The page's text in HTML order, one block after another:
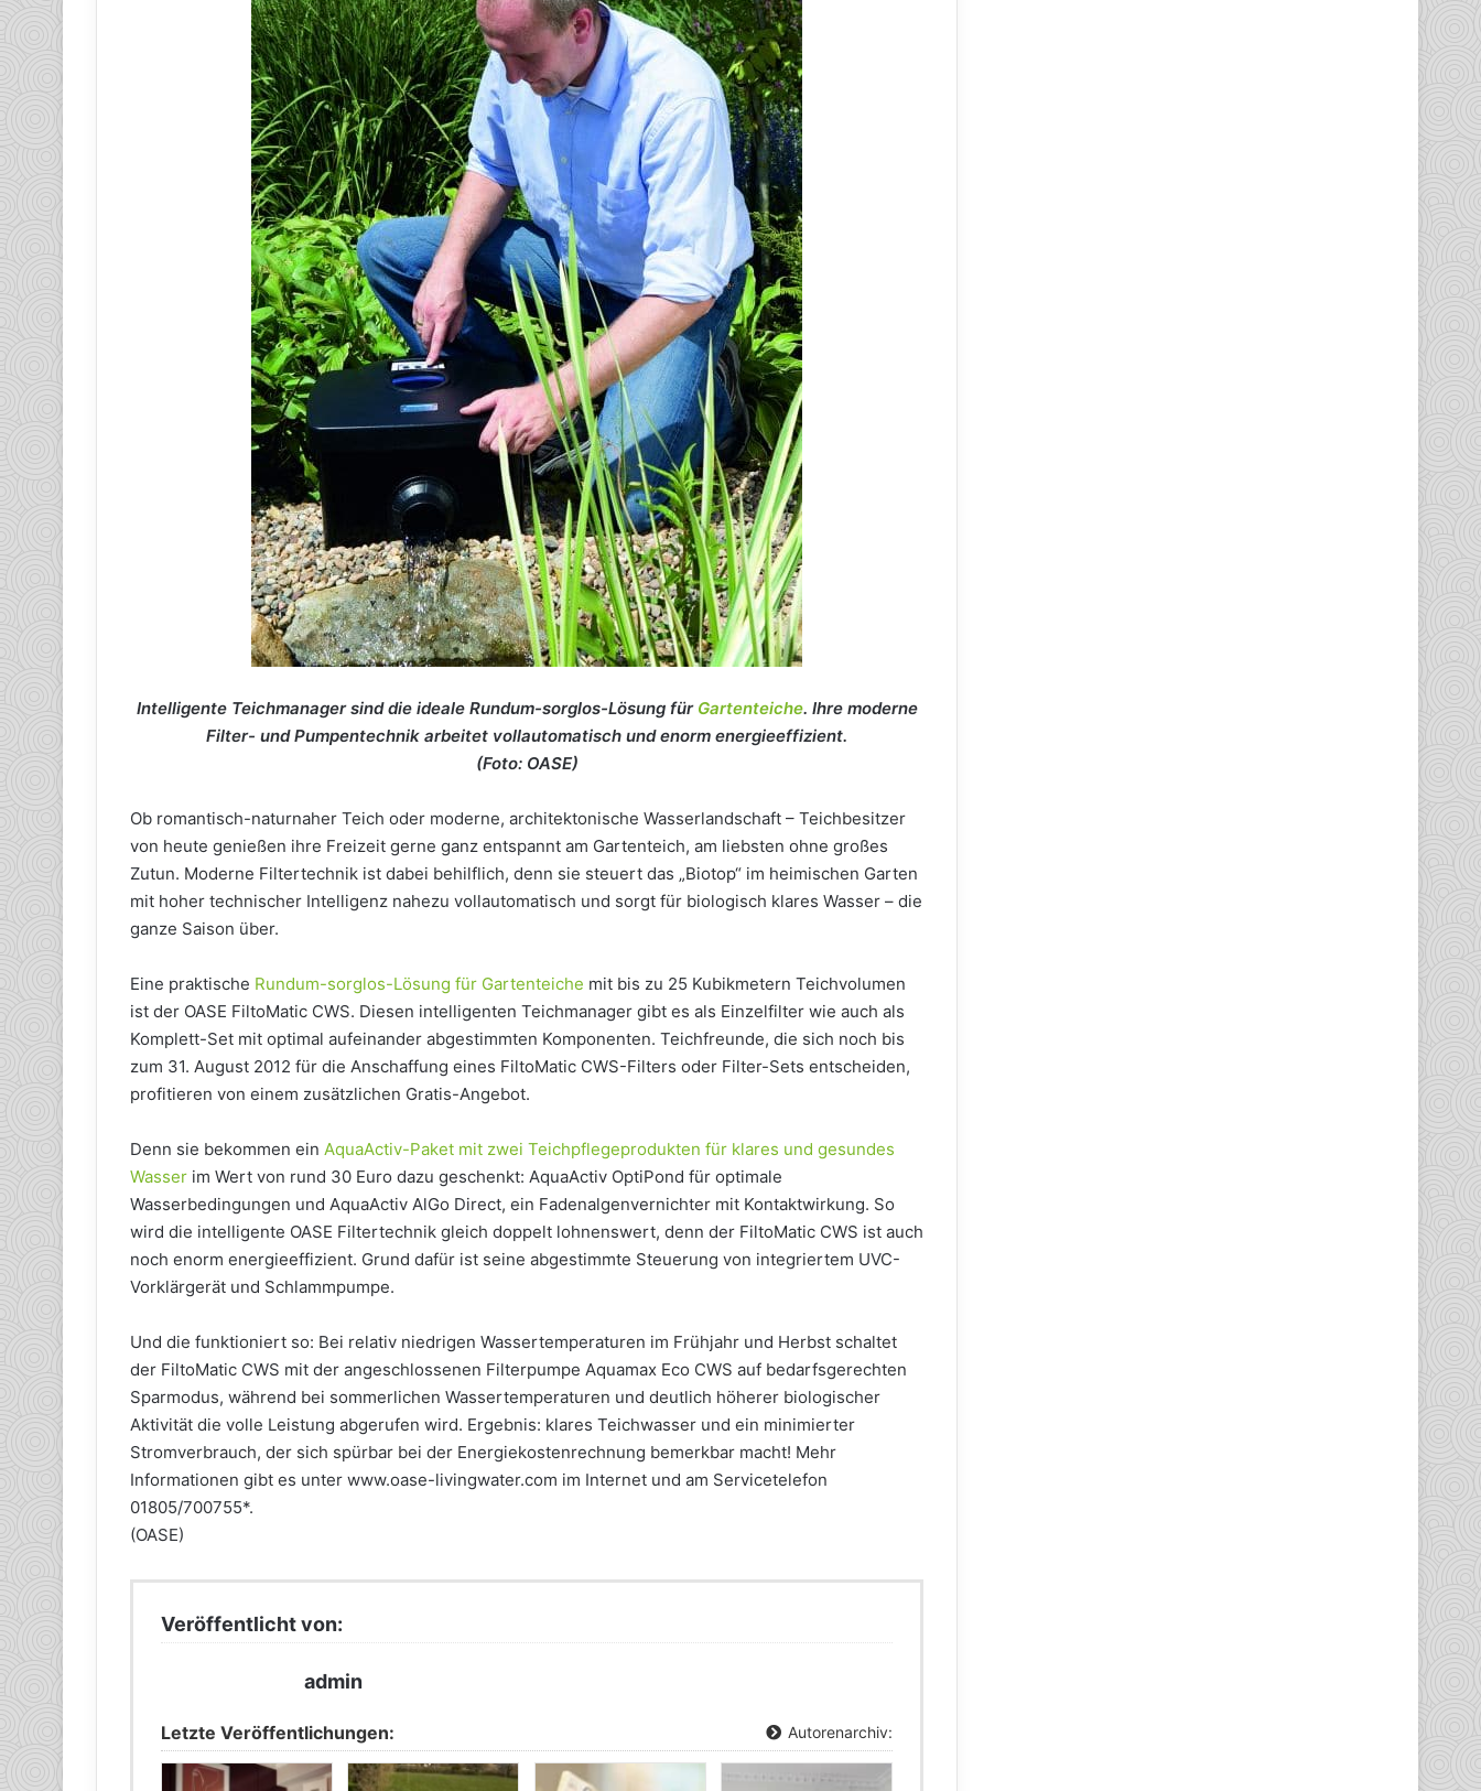
Intelligente Teichmanager sind die ideale Rundum-sorglos-Lösung für Gartenteiche. Ihre moderne
Filter- und Pumpentechnik arbeitet vollautomatisch und enorm energieeffizient.
(Foto: OASE)
Ob romantisch-naturnaher Teich oder moderne, architektonische Wasserlandschaft – Teichbesitzer
von heute genießen ihre Freizeit gerne ganz entspannt am Gartenteich, am liebsten ohne großes
Zutun. Moderne Filtertechnik ist dabei behilflich, denn sie steuert das „Biotop“ im heimischen Garten
mit hoher technischer Intelligenz nahezu vollautomatisch und sorgt für biologisch klares Wasser – die
ganze Saison über.
Eine praktische Rundum-sorglos-Lösung für Gartenteiche mit bis zu 25 Kubikmetern Teichvolumen
ist der OASE FiltoMatic CWS. Diesen intelligenten Teichmanager gibt es als Einzelfilter wie auch als
Komplett-Set mit optimal aufeinander abgestimmten Komponenten. Teichfreunde, die sich noch bis
zum 31. August 2012 für die Anschaffung eines FiltoMatic CWS-Filters oder Filter-Sets entscheiden,
profitieren von einem zusätzlichen Gratis-Angebot.
Denn sie bekommen ein AquaActiv-Paket mit zwei Teichpflegeprodukten für klares und gesundes
Wasser im Wert von rund 30 Euro dazu geschenkt: AquaActiv OptiPond für optimale
Wasserbedingungen und AquaActiv AlGo Direct, ein Fadenalgenvernichter mit Kontaktwirkung. So
wird die intelligente OASE Filtertechnik gleich doppelt lohnenswert, denn der FiltoMatic CWS ist auch
noch enorm energieeffizient. Grund dafür ist seine abgestimmte Steuerung von integriertem UVC-
Vorklärgerät und Schlammpumpe.
Und die funktioniert so: Bei relativ niedrigen Wassertemperaturen im Frühjahr und Herbst schaltet
der FiltoMatic CWS mit der angeschlossenen Filterpumpe Aquamax Eco CWS auf bedarfsgerechten
Sparmodus, während bei sommerlichen Wassertemperaturen und deutlich höherer biologischer
Aktivität die volle Leistung abgerufen wird. Ergebnis: klares Teichwasser und ein minimierter
Stromverbrauch, der sich spürbar bei der Energiekostenrechnung bemerkbar macht! Mehr
Informationen gibt es unter www.oase-livingwater.com im Internet und am Servicetelefon
01805/700755*.
(OASE)
Veröffentlicht von:
admin
Letzte Veröffentlichungen: Autorenarchiv: